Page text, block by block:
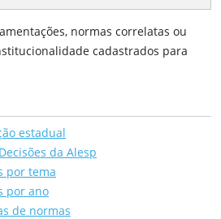
normas correlatas ou
cadastrados para
estadual
da Alesp
por tema
por ano
de normas